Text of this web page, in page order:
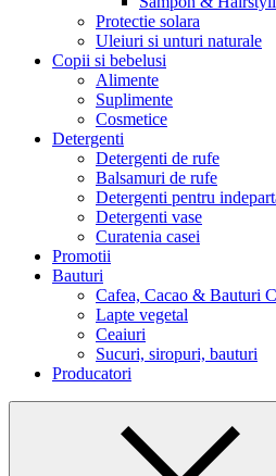
Protectie solara
Uleiuri si unturi naturale
Copii si bebelusi
Alimente
Suplimente
Cosmetice
Detergenti
Detergenti de rufe
Balsamuri de rufe
Detergenti pentru
Detergenti vase
Curatenia casei
Promotii
Bauturi
Cafea, Cacao & Bauturi
Lapte vegetal
Ceaiuri
Sucuri, siropuri, bauturi
Producatori